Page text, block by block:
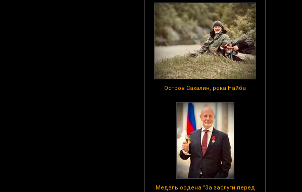
Остров Сахалин, река Найба
Медаль ордена "За заслуги перед